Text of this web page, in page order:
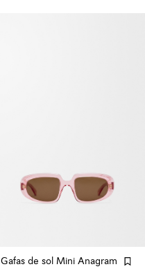
Gafas de sol Mini Anagram